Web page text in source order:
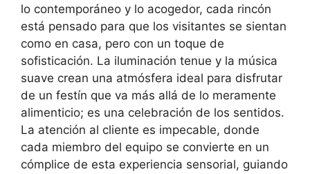
lo contemporáneo y lo acogedor, cada rincón
está pensado para que los visitantes se sientan
como en casa, pero con un toque de
sofisticación. La iluminación tenue y la música
suave crean una atmósfera ideal para disfrutar
de un festín que va más allá de lo meramente
alimenticio; es una celebración de los sentidos.
La atención al cliente es impecable, donde
cada miembro del equipo se convierte en un
cómplice de esta experiencia sensorial, guiando